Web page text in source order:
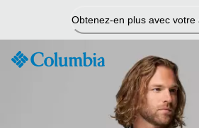
contenu
Obtenez-en plus avec votre